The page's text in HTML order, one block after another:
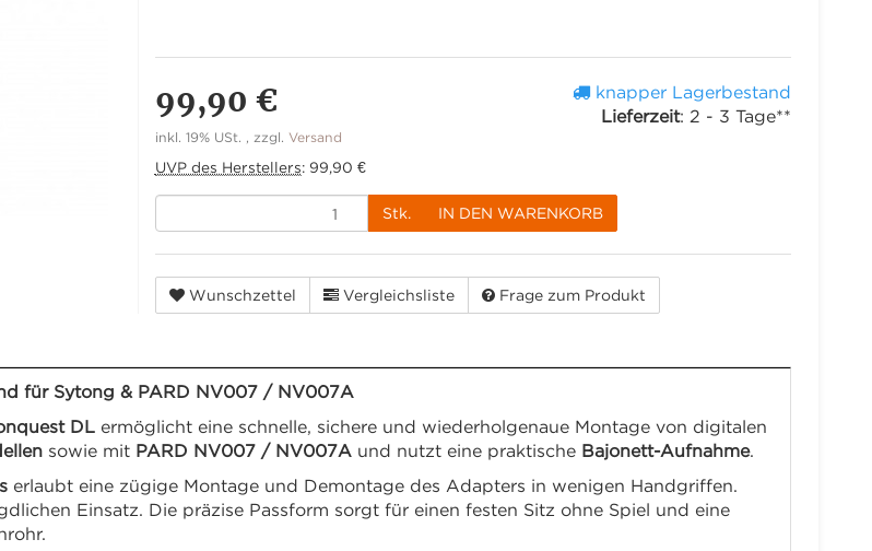
99,90 €
inkl. 19% USt. , zzgl. Versand
UVP des Herstellers: 99,90 €
knapper Lagerbestand
Lieferzeit: 2 - 3 Tage**
Stk. IN DEN WARENKORB
Wunschzettel Vergleichsliste Frage zum Produkt
für Sytong & PARD NV007 / NV007A
DLermöglicht eine schnelle, sichere und wiederholgenaue Montage von digitalen
sowie mit PARD NV007 / NV007Aund nutzt eine praktische Bajonett-Aufnahme.
erlaubt eine zügige Montage und Demontage des Adapters in wenigen Handgriffen.
Einsatz. Die präzise Passform sorgt für einen festen Sitz ohne Spiel und eine